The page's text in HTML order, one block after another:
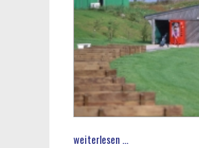
weiterlesen ...